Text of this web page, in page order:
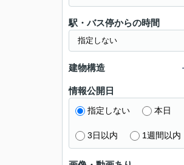
駅・バス停からの時間
建物構造
情報公開日
指定しない 本日
3日以内 1週間以内